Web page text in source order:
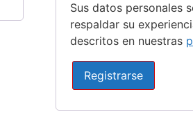
Sus datos personales
respaldar su
descritos en nuestras
Registrarse